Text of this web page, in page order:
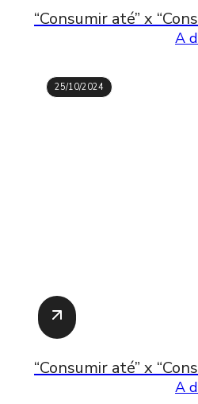
“Consumir até” x
A
25/10/2024
“Consumir até” x
A